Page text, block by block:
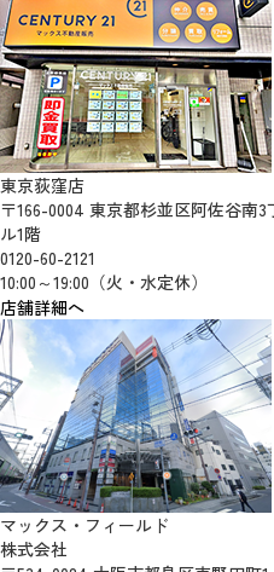
東京荻窪店
〒166-0004 東京都杉並区阿佐谷南
ル1階
0120-60-2121
10:00～19:00（火・水定休）
店舗詳細へ
マックス・フィールド
株式会社